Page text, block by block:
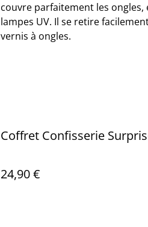
couvre parfaitement les
lampes UV. Il se retire
vernis à ongles.
Coffret Confisserie
24,90 €